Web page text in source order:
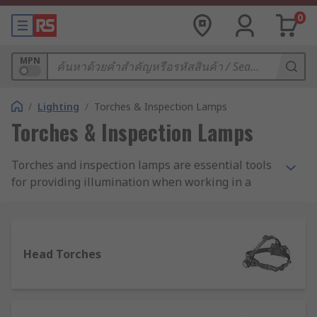
0
MPN
/ Lighting / Torches & Inspection Lamps
Torches & Inspection Lamps
Torches and inspection lamps are essential tools
for providing illumination when working in a
insufficient for safe, accurate working.
Head Torches